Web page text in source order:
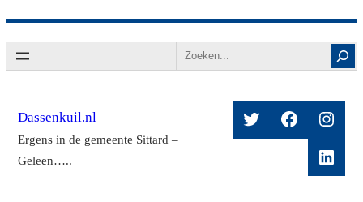
naar
Search
Dassenkuil.nl
Ergens in de gemeente Sittard –
Geleen…..
TwitterFacebook